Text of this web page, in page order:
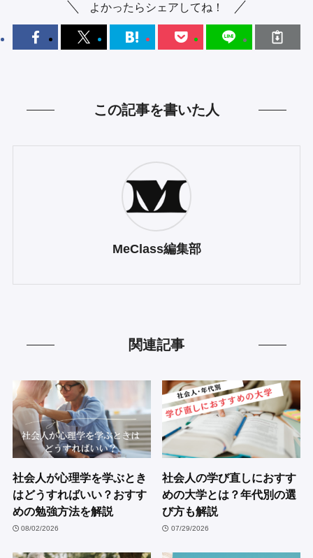
よかったらシェアしてね！
この記事を書いた人
MeClass編集部
関連記事
社会人が心理学を学ぶとき
はどうすればいい？おすす
めの勉強方法を解説
08/02/2026
社会人の学び直しにおすす
めの大学とは？年代別の選
び方も解説
07/29/2026